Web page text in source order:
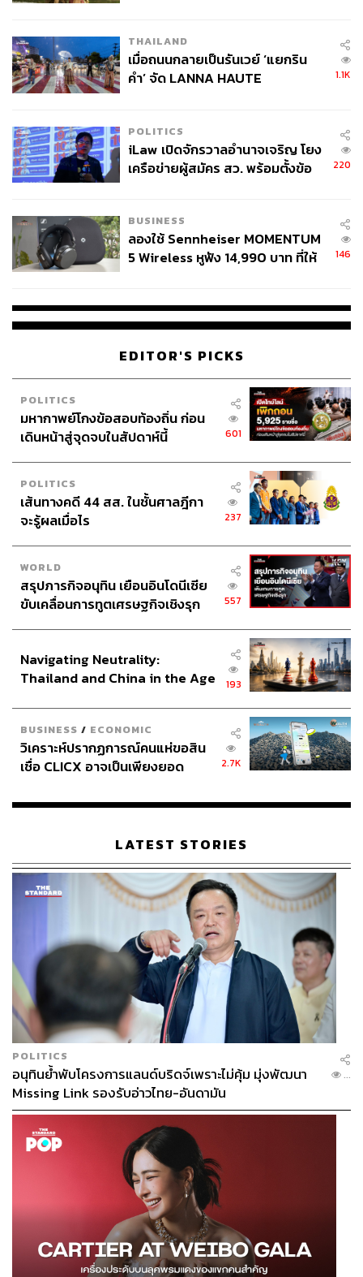
ABOUT THE AUTHOR
THAILAND
เมื่อถนนกลายเป็นรันเวย์ ‘แยกริน
คำ’ จัด LANNA HAUTE
1.1K
POLITICS
iLaw เปิดจักรวาลอำนาจเจริญ โยง
เครือข่ายผู้สมัคร สว. พร้อมตั้งข้อ
220
BUSINESS
ลองใช้ Sennheiser MOMENTUM
5 Wireless หูฟัง 14,990 บาท ที่ให้
146
EDITOR'S PICKS
POLITICS
มหากาพย์โกงข้อสอบท้องถิ่น ก่อน
เดินหน้าสู่จุดจบในสัปดาห์นี้
601
POLITICS
เส้นทางคดี 44 สส. ในชั้นศาลฎีกา
จะรู้ผลเมื่อไร
237
WORLD
สรุปภารกิจอนุทิน เยือนอินโดนีเซีย
ขับเคลื่อนการทูตเศรษฐกิจเชิงรุก
557
Navigating Neutrality:
Thailand and China in the Age
193
BUSINESS / ECONOMIC
วิเคราะห์ปรากฏการณ์คนแห่ขอสิน
เชื่อ CLICX อาจเป็นเพียงยอด
เรือนไทยที่ถูกซุกไว้
2.7K
LATEST STORIES
POLITICS
อนุทินย้ำพับโครงการแลนด์บริดจ์เพราะไม่คุ้ม มุ่งพัฒนา
Missing Link รองรับอ่าวไทย-อันดามัน
...